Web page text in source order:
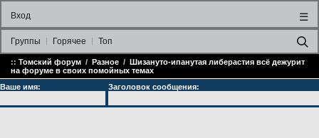
Вход ☰
Группы Горячее Топ
:: Томский форум / Разное / Шизануто-ипанутая либерастия всё дежурит
на форуме в своих помойных темах
Ваше имя:
Заголовок сообщения: